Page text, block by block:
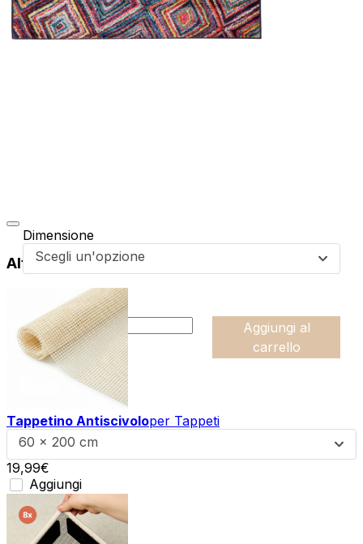
Dimensione
Scegli un'opzione
54,99€
:product_name quantity
-
+
Aggiungi al
carrello
Altri prodotti di questa collezione
Tappetino Antiscivoloper Tappeti
60 x 200 cm
19,99€
Aggiungi